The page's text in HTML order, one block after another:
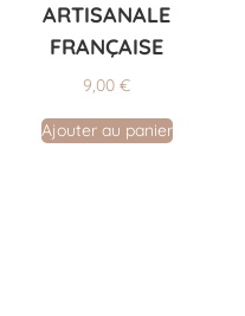
ARTISANALE
FRANÇAISE
9,00 €
Ajouter au panier